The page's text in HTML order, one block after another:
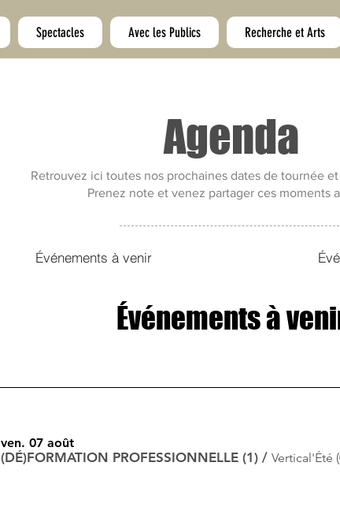
Spectacles Avec les Publics Recherche et Arts
Agenda
Retrouvez ici toutes nos prochaines dates de tournée
Prenez note et venez partager ces moments
Événements à venir
Événements à
ven. 07 août
(DÉ)FORMATION PROFESSIONNELLE (1) / Vertical'Été